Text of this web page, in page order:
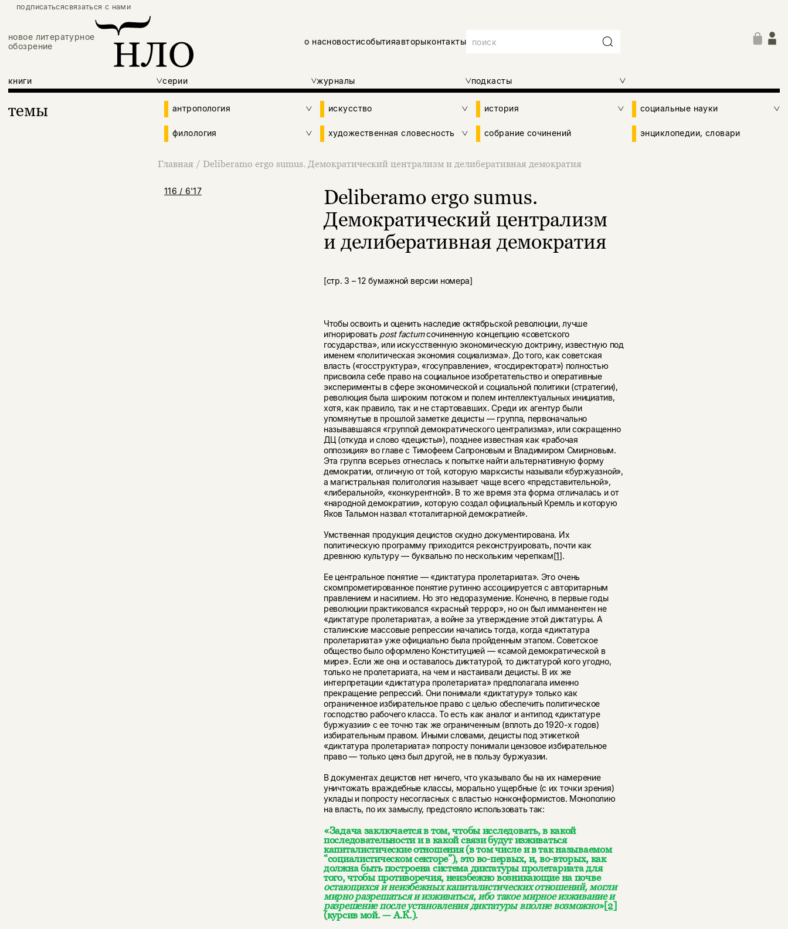
подписатьсясвязаться с нами
новое литературное
обозрение
о насновостисобытияавторыконтакты
книги серии журналы подкасты
темы антропология искусство история социальные науки
филология художественная словесность собрание сочинений энциклопедии, словари
Главная / Deliberamo ergo sumus. Демократический централизм и делиберативная демократия
116 / 6'17
Deliberamo ergo sumus.
Демократический централизм
и делиберативная демократия
[стр. 3 – 12 бумажной версии номера]
Чтобы освоить и оценить наследие октябрьской революции, лучше
игнорировать postfactumсочиненную концепцию «советского
государства», или искусственную экономическую доктрину, известную под
именем «политическая экономия социализма». До того, как советская
власть («госструктура», «госуправление», «госдиректорат») полностью
присвоила себе право на социальное изобретательство и оперативные
эксперименты в сфере экономической и социальной политики (стратегии),
революция была широким потоком и полем интеллектуальных инициатив,
хотя, как правило, так и не стартовавших. Среди их агентур были
упомянутые в прошлой заметке децисты — группа, первоначально
называвшаяся «группой демократического централизма», или сокращенно
ДЦ (откуда и слово «децисты»), позднее известная как «рабочая
оппозиция» во главе с Тимофеем Сапроновым и Владимиром Смирновым.
Эта группа всерьез отнеслась к попытке найти альтернативную форму
демократии, отличную от той, которую марксисты называли «буржуазной»,
а магистральная политология называет чаще всего «представительной»,
«либеральной», «конкурентной». В то же время эта форма отличалась и от
«народной демократии», которую создал официальный Кремль и которую
Яков Тальмон назвал «тоталитарной демократией».
Умственная продукция децистов скудно документирована. Их
политическую программу приходится реконструировать, почти как
древнюю культуру — буквально по нескольким черепкам[1].
Ее центральное понятие — «диктатура пролетариата». Это очень
скомпрометированное понятие рутинно ассоциируется с авторитарным
правлением и насилием. Но это недоразумение. Конечно, в первые годы
революции практиковался «красный террор», но он был имманентен не
«диктатуре пролетариата», а войне за утверждение этой диктатуры. А
сталинские массовые репрессии начались тогда, когда «диктатура
пролетариата» уже официально была пройденным этапом. Советское
общество было оформлено Конституцией — «самой демократической в
мире». Если же она и оставалось диктатурой, то диктатурой кого угодно,
только не пролетариата, на чем и настаивали децисты. В их же
интерпретации «диктатура пролетариата» предполагала именно
прекращение репрессий. Они понимали «диктатуру» только как
ограниченное избирательное право с целью обеспечить политическое
господство рабочего класса. То есть как аналог и антипод «диктатуре
буржуазии» с ее точно так же ограниченным (вплоть до 1920-х годов)
избирательным правом. Иными словами, децисты под этикеткой
«диктатура пролетариата» попросту понимали цензовое избирательное
право — только ценз был другой, не в пользу буржуазии.
В документах децистов нет ничего, что указывало бы на их намерение
уничтожать враждебные классы, морально ущербные (с их точки зрения)
уклады и попросту несогласных с властью нонконформистов. Монополию
на власть, по их замыслу, предстояло использовать так:
«Задача заключается в том, чтобы исследовать, в какой
последовательности и в какой связи будут изживаться
капиталистические отношения (в том числе и в так называемом
“социалистическом секторе”), это во-первых, и, во-вторых, как
должна быть построена система диктатуры пролетариата для
того, чтобы противоречия, неизбежно возникающие на почве
остающихся и неизбежных капиталистических отношений, могли
мирно разрешаться и изживаться, ибо такое мирное изживание и
разрешение после установления диктатуры вполне возможно»[2]
(курсив мой. — А.К.).